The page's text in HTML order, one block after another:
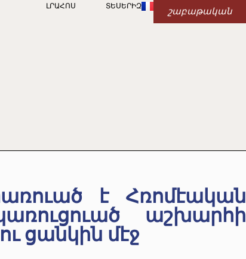
ԼՐԱՀՈՍ ՏԵՍԵՐԻԶ
շաբաթական
է Հռոմէական
աշխարհի
ցանկին մէջ